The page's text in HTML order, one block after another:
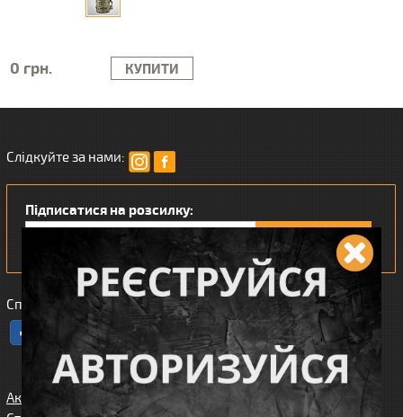
0 грн. КУПИТИ
Слідкуйте за нами:
Підписатися на розсилку:
Сподобався наш інтернет магазин?
Акції
Спорядження
Про нас